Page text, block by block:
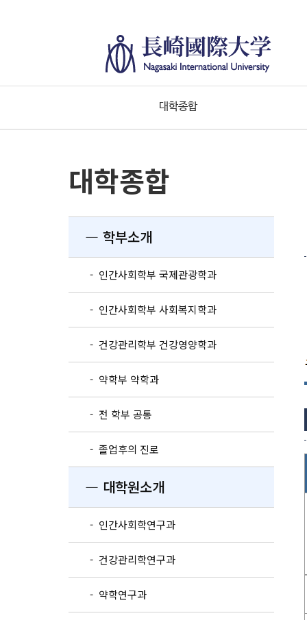
대학종합
대학종합
― 학부소개
- 인간사회학부 국제관광학과
- 인간사회학부 사회복지학과
- 건강관리학부 건강영양학과
- 약학부 약학과
- 전 학부 공통
- 졸업후의 진로
― 대학원소개
- 인간사회학연구과
- 건강관리학연구과
- 약학연구과